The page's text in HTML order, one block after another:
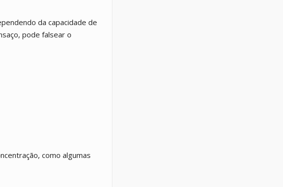
da capacidade de
pode falsear o
como algumas